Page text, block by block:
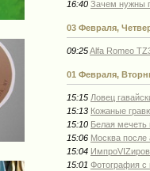
16:40 Зачем нужны
03 Февраля,
09:25Alfa Romeo
01 Февраля,
15:15 Ловец
15:13 Кожаные
15:10 Белая
15:06 Москва
15:04
15:01 Фотография с